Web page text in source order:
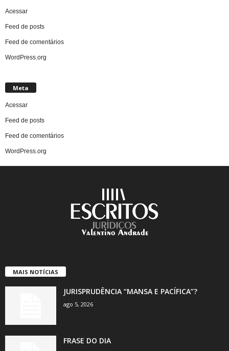
Acessar
Feed de posts
Feed de comentários
WordPress.org
Meta
Acessar
Feed de posts
Feed de comentários
WordPress.org
MAIS NOTÍCIAS
JURISPRUDÊNCIA “MANSA E PACÍFICA”?
ago 5, 2026
FRASE DO DIA